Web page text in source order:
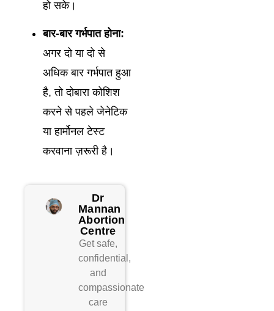
हो सके।
बार-बार गर्भपात होना:
अगर दो या दो से
अधिक बार गर्भपात हुआ
है, तो दोबारा कोशिश
करने से पहले जेनेटिक
या हार्मोनल टेस्ट
करवाना ज़रूरी है।
Dr
Mannan
Abortion
Centre
Get safe,
confidential,
and
compassionate
care